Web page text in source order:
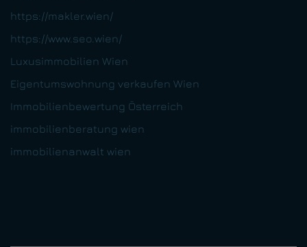
https://makler.wien/
https://www.seo.wien/
Luxusimmobilien Wien
Eigentumswohnung verkaufen Wien
Immobilienbewertung Österreich
immobilienberatung wien
immobilienanwalt wien